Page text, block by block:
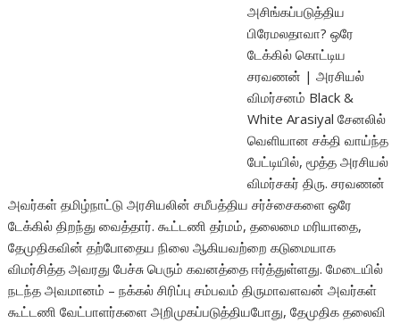
அசிங்கப்படுத்திய
பிரேமலதாவா? ஒரே
டேக்கில் கொட்டிய
சரவணன் | அரசியல்
விமர்சனம் Black &
White Arasiyal சேனலில்
வெளியான சக்தி வாய்ந்த
பேட்டியில், மூத்த அரசியல்
விமர்சகர் திரு. சரவணன்
அவர்கள் தமிழ்நாட்டு அரசியலின் சமீபத்திய சர்ச்சைகளை ஒரே
டேக்கில் திறந்து வைத்தார். கூட்டணி தர்மம், தலைமை மரியாதை,
தேமுதிகவின் தற்போதைய நிலை ஆகியவற்றை கடுமையாக
விமர்சித்த அவரது பேச்சு பெரும் கவனத்தை ஈர்த்துள்ளது. மேடையில்
நடந்த அவமானம் – நக்கல் சிரிப்பு சம்பவம் திருமாவளவன் அவர்கள்
கூட்டணி வேட்பாளர்களை அறிமுகப்படுத்தியபோது, தேமுதிக தலைவி